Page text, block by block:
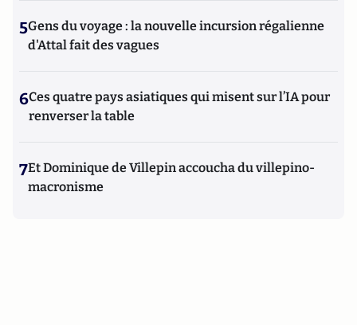
5Gens du voyage : la nouvelle incursion régalienne
d'Attal fait des vagues
6Ces quatre pays asiatiques qui misent sur l’IA pour
renverser la table
7Et Dominique de Villepin accoucha du villepino-
macronisme